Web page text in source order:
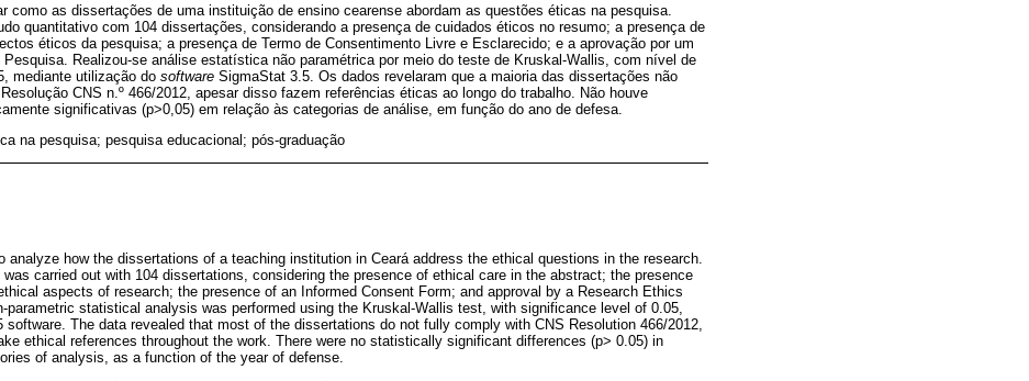
como as dissertações de uma instituição de ensino cearense abordam as questões éticas na pesquisa.
quantitativo com 104 dissertações, considerando a presença de cuidados éticos no resumo; a presença de
éticos da pesquisa; a presença de Termo de Consentimento Livre e Esclarecido; e a aprovação por um
Realizou-se análise estatística não paramétrica por meio do teste de Kruskal-Wallis, com nível de
mediante utilização do software SigmaStat 3.5. Os dados revelaram que a maioria das dissertações não
CNS n.º 466/2012, apesar disso fazem referências éticas ao longo do trabalho. Não houve
significativas (p>0,05) em relação às categorias de análise, em função do ano de defesa.
na pesquisa; pesquisa educacional; pós-graduação
analyze how the dissertations of a teaching institution in Ceará address the ethical questions in the research.
carried out with 104 dissertations, considering the presence of ethical care in the abstract; the presence
aspects of research; the presence of an Informed Consent Form; and approval by a Research Ethics
parametric statistical analysis was performed using the Kruskal-Wallis test, with significance level of 0.05,
software. The data revealed that most of the dissertations do not fully comply with CNS Resolution 466/2012,
ethical references throughout the work. There were no statistically significant differences (p> 0.05) in
of analysis, as a function of the year of defense.